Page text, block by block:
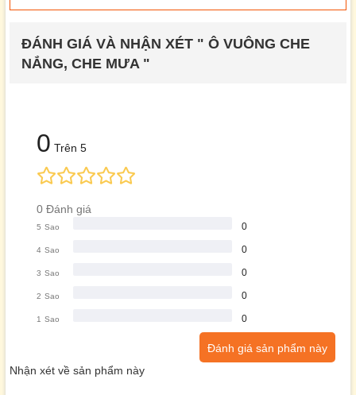
ĐÁNH GIÁ VÀ NHẬN XÉT " Ô VUÔNG CHE
NẮNG, CHE MƯA "
0 Trên 5
0 Đánh giá
5 Sao 0
4 Sao 0
3 Sao 0
2 Sao 0
1 Sao 0
Đánh giá sản phẩm này
Nhận xét về sản phẩm này